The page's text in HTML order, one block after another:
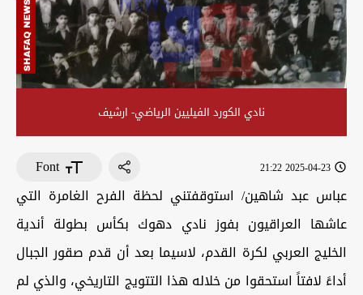
نادي الكورد الفيليين الرياضي- ارشيف
2025-04-23 21:22
Font
عباس عبد شاهين/ استوقفتني لحظة الفرح الغامرة التي
عاشها العراقيون بفوز نادي دهوك بكأس بطولة أندية
الخليج العربي لكرة القدم، لاسيما بعد أن قدم صقور الجبال
أداءً لافتاً استحقوا من خلاله هذا التتويج التاريخي، والذي لم